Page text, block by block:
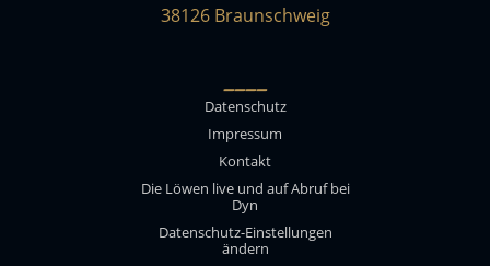
38126 Braunschweig
____
Datenschutz
Impressum
Kontakt
Die Löwen live und auf Abruf bei
Dyn
Datenschutz-Einstellungen
ändern